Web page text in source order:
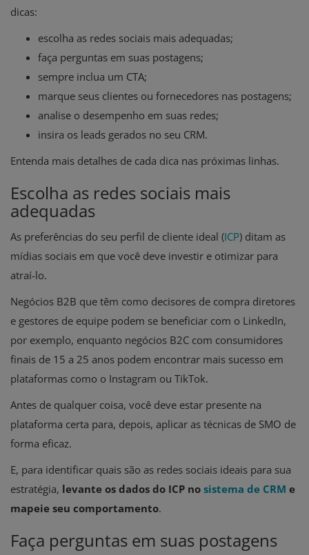
dicas:
escolha as redes sociais mais adequadas;
faça perguntas em suas postagens;
sempre inclua um CTA;
marque seus clientes ou fornecedores nas postagens;
analise o desempenho em suas redes;
insira os leads gerados no seu CRM.
Entenda mais detalhes de cada dica nas próximas linhas.
Escolha as redes sociais mais
adequadas
As preferências do seu perfil de cliente ideal (ICP) ditam as
mídias sociais em que você deve investir e otimizar para
atraí-lo.
Negócios B2B que têm como decisores de compra diretores
e gestores de equipe podem se beneficiar com o LinkedIn,
por exemplo, enquanto negócios B2C com consumidores
finais de 15 a 25 anos podem encontrar mais sucesso em
plataformas como o Instagram ou TikTok.
Antes de qualquer coisa, você deve estar presente na
plataforma certa para, depois, aplicar as técnicas de SMO de
forma eficaz.
E, para identificar quais são as redes sociais ideais para sua
estratégia, levante os dados do ICP no sistema de CRM e
mapeie seu comportamento.
Faça perguntas em suas postagens